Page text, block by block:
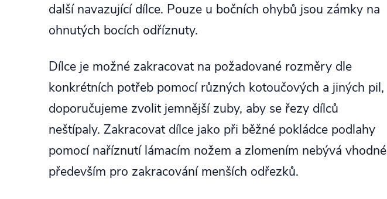
další navazující dílce. Pouze u bočních ohybů jsou zámky na
ohnutých bocích odříznuty.
Dílce je možné zakracovat na požadované rozměry dle
konkrétních potřeb pomocí různých kotoučových a jiných pil,
doporučujeme zvolit jemnější zuby, aby se řezy dílců
neštípaly. Zakracovat dílce jako při běžné pokládce podlahy
pomocí naříznutí lámacím nožem a zlomením nebývá vhodné
především pro zakracování menších odřezků.